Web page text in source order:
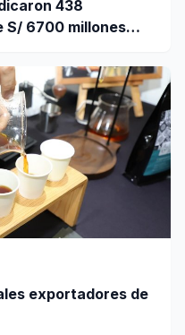
438
S/ 6700 millones
exportadores de